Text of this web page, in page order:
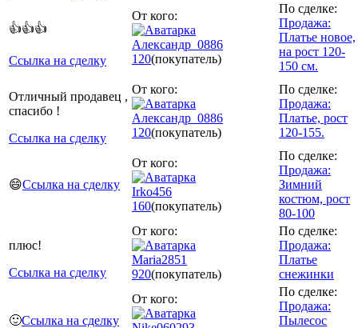
👍👍👍
Ссылка на сделку
От кого:
Александр_0886
120(покупатель)
По сделке:
Продажа:
Платье новое,
на рост 120-
150 см.
Отличный продавец ,
спасибо !
Ссылка на сделку
От кого:
Александр_0886
120(покупатель)
По сделке:
Продажа:
Платье, рост
120-155.
😄Ссылка на сделку
От кого:
Irko456
160(покупатель)
По сделке:
Продажа:
Зимний
костюм, рост
80-100
плюс!
Ссылка на сделку
От кого:
Maria2851
920(покупатель)
По сделке:
Продажа:
Платье
снежинки
🙂Ссылка на сделку
От кого:
По сделке:
Продажа:
Пылесос